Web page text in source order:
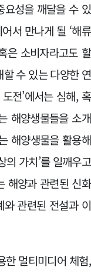
요성을 깨달을 수 있
서 만나게 될 ‘해류
은 소비자라고도 할
수 있는 다양한 연
전’에서는 심해, 혹
해양생물들을 소개
해양생물을 활용해
의 가치’를 일깨우고
해양과 관련된 신화
관련된 전설과 이
한 멀티미디어 체험,